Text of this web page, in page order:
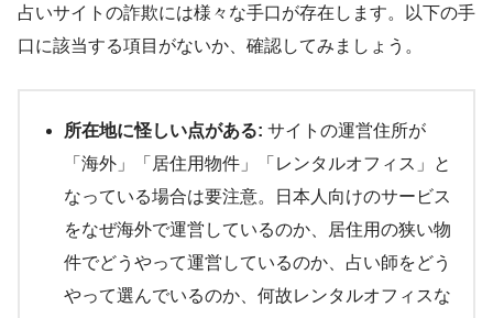
占いサイトの詐欺には様々な手口が存在します。以下の手
口に該当する項目がないか、確認してみましょう。
所在地に怪しい点がある: サイトの運営住所が
「海外」「居住用物件」「レンタルオフィス」と
なっている場合は要注意。日本人向けのサービス
をなぜ海外で運営しているのか、居住用の狭い物
件でどうやって運営しているのか、占い師をどう
やって選んでいるのか、何故レンタルオフィスな